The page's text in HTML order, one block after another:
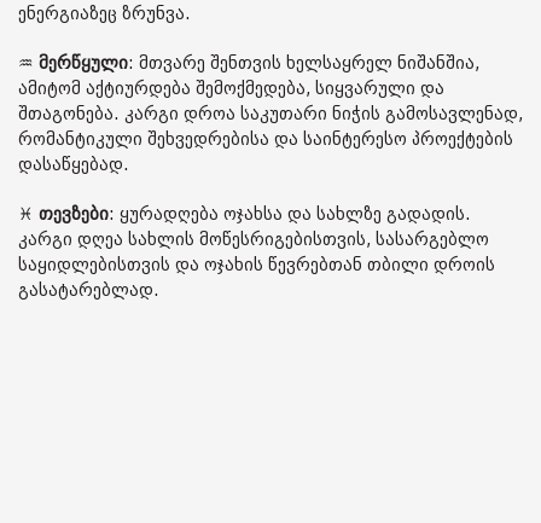
ენერგიაზეც ზრუნვა.
♒️ მერწყული: მთვარე შენთვის ხელსაყრელ ნიშანშია,
ამიტომ აქტიურდება შემოქმედება, სიყვარული და
შთაგონება. კარგი დროა საკუთარი ნიჭის გამოსავლენად,
რომანტიკული შეხვედრებისა და საინტერესო პროექტების
დასაწყებად.
♓️ თევზები: ყურადღება ოჯახსა და სახლზე გადადის.
კარგი დღეა სახლის მოწესრიგებისთვის, სასარგებლო
საყიდლებისთვის და ოჯახის წევრებთან თბილი დროის
გასატარებლად.